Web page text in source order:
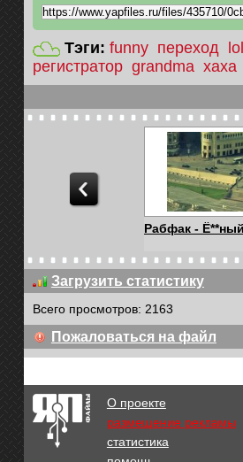
Тэги: funny переход lol
регистратор grandma хаха
Рабфак -
Вот я дура)
Загрузить статистику
Всего просмотров: 2163
Пожаловаться на файл
О проекте
размещение рекламы
статистика